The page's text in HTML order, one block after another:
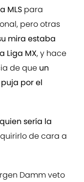
MLS para
pero otras
mira estaba
Liga MX, y hace
de que un
por el
sería la
de cara a
Damm veto